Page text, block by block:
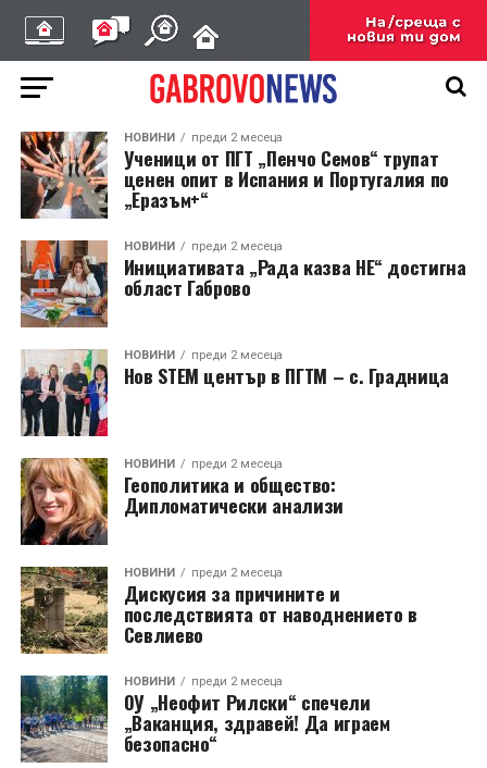
НОВИНИ преди 2 месеца
Ученици от ПГТ „Пенчо Семов“ трупат
ценен опит в Испания и Португалия по
„Еразъм+“
НОВИНИ преди 2 месеца
Инициативата „Рада казва НЕ“ достигна
област Габрово
НОВИНИ преди 2 месеца
Нов STEM център в ПГТМ – с. Градница
НОВИНИ преди 2 месеца
Геополитика и общество:
Дипломатически анализи
НОВИНИ преди 2 месеца
Дискусия за причините и
последствията от наводнението в
Севлиево
НОВИНИ преди 2 месеца
ОУ „Неофит Рилски“ спечели
„Ваканция, здравей! Да играем
безопасно“